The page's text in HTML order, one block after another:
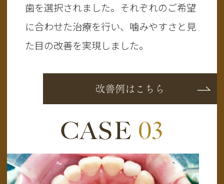
歯を選択されました。それぞれのご希望
に合わせた治療を行い、噛みやすさと見
た目の改善を実現しました。
改善例はこちら
CASE 03